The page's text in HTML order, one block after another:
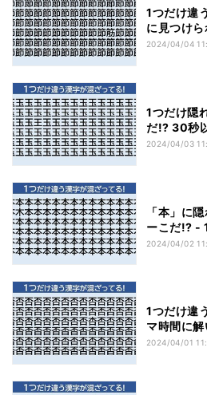
1つだけ違
に見つけ
2024/04/04
1つだけ隠
だ!? 30秒
2024/04/03
「本」に
ーこだ!? -
な?
2024/04/02
1つだけ違
マ時間に解
2024/04/01